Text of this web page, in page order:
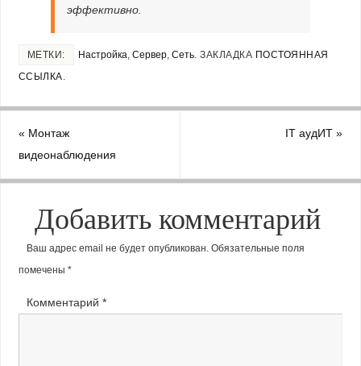
эффективно.
МЕТКИ: Настройка, Сервер, Сеть. ЗАКЛАДКА ПОСТОЯННАЯ
ССЫЛКА.
« Монтаж
видеонаблюдения
IT аудИТ»
Добавить комментарий
Ваш адрес email не будет опубликован. Обязательные поля
помечены *
Комментарий *